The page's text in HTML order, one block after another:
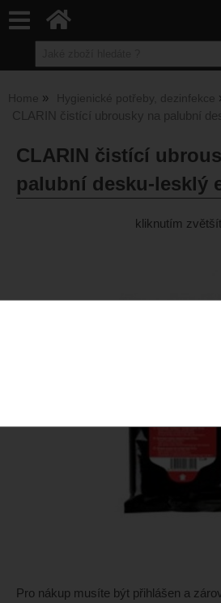
Home Hygienické potřeby, dezinfekce
CLARIN čistící ubrousky na palubní
CLARIN čistící
palubní desku-lesklý
kliknutím
Pro nákup musíte být přihlášen a